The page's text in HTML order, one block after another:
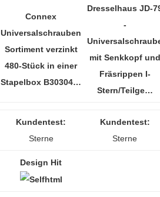
Connex
Universalschrauben
Sortiment verzinkt
480-Stück in einer
Stapelbox B30304…
Dresselhaus JD-
-
mit Senkkopf und
Fräsrippen I-
Stern/Teilge…
Kundentest:
Sterne
Kundentest:
Sterne
Design Hit